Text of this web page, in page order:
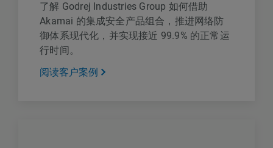
了解 Godrej Industries Group 如何借助
Akamai 的集成安全产品组合，推进网络防
御体系现代化，并实现接近 99.9% 的正常运
行时间。
阅读客户案例